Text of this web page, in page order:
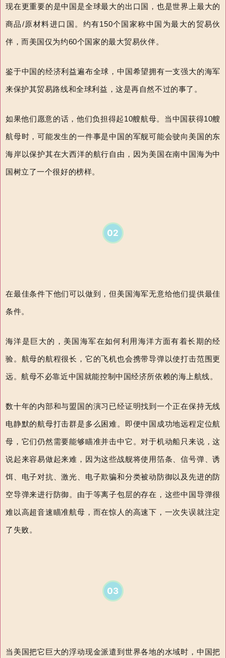
现在更重要的是中国是全球最大的出口国，也是世界上最大的
商品/原材料进口国。约有150个国家称中国为最大的 贸易伙
伴，而美国仅为约60个国家的最大贸易伙伴。
鉴于中国的经济利益遍布全球，中国希望拥有一支强大的海军
来保护其贸易路线和全球利益，这是再自然不过的事了。
如果他们愿意的话，他们负担得起10艘航母。当中国获得10艘
航母时，可能发生的一件事是中国的军舰可能会驶向美国的东
海岸以保护其在大西洋的航行自由，因为美国在南中国海为中
国树立了一个很好的榜样。
02
在最佳条件下他们可以做到，但美国海军无意给他们提供最佳
条件。
海洋是巨大的，美国海军在如何利用海洋方面有着长期的经
验。航母的航程很长，它的飞机也会携带导弹以使打击范围更
远。航母不必靠近中国就能控制中国经济所依赖的海上航线。
数十年的内部和与盟国的演习已经证明找到一个正在保持无线
电静默的航母打击群是多么困难。即便中国成功地远程定位航
母，它们仍然需要能够瞄准并击中它。对于机动船只来说，这
说起来容易做起来难，因为这些战舰将使用箔条、信号弹、诱
饵、电子对抗、激光、电子欺骗和分类被动防御以及先进的防
空导弹来进行防御。由于等离子包层的存在，这些中国导弹很
难以高超音速瞄准航母，而在惊人的高速下，一次失误就注定
了失败。
03
当美国把它巨大的浮动现金派遣到世界各地的水域时，中国把